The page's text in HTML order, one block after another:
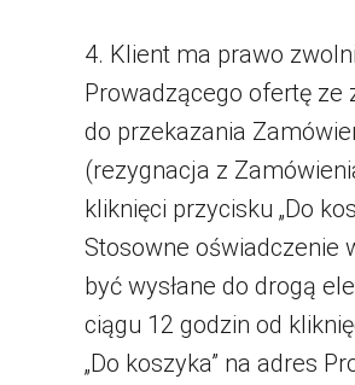
4. Klient ma prawo
Prowadzącego ofertę ze
do przekazania
(rezygnacja z
kliknięci przycisku „Do
Stosowne oświadczenie
być wysłane do drogą
ciągu 12 godzin od
„Do koszyka” na adres